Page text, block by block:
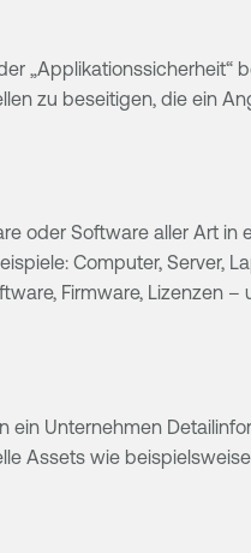
zu beseitigen, die ein
oder Software aller Art
Computer, Server,
Firmware, Lizenzen –
ein Unternehmen
Assets wie